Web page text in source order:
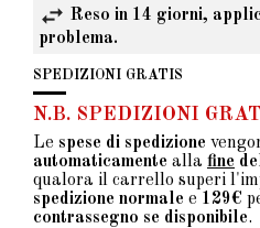
Reso in 14 giorni,
problema.
SPEDIZIONI GRATIS
N.B. SPEDIZIONI
Le spese di spedizione
automaticamente alla fine
qualora il carrello superi
spedizione normale e 129€
contrassegno se disponibile.